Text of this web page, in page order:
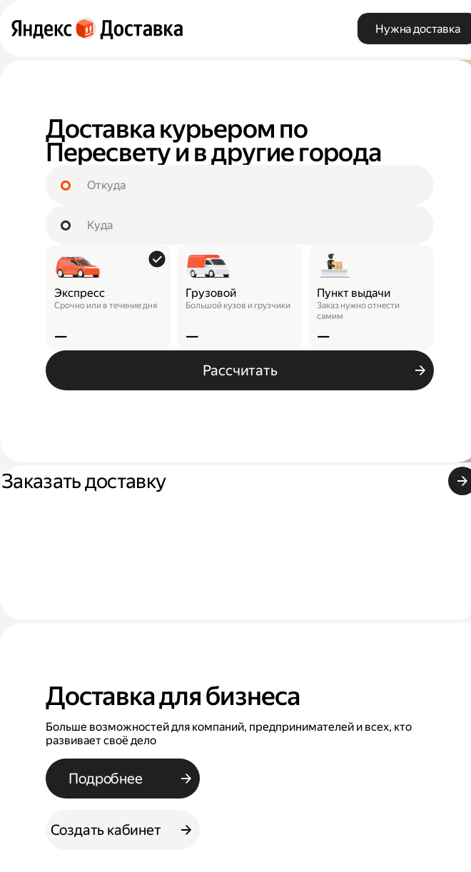
Нужна доставка
Доставка курьером по
Пересвету и в другие города
Экспресс
Срочно или в течение дня
—
Грузовой
Большой кузов и грузчики
—
Пункт выдачи
Заказ нужно отнести
самим
—
Рассчитать
Заказать доставку
Доставка для бизнеса
Больше возможностей для компаний, предпринимателей и всех, кто
развивает своё дело
Подробнее
Создать кабинет